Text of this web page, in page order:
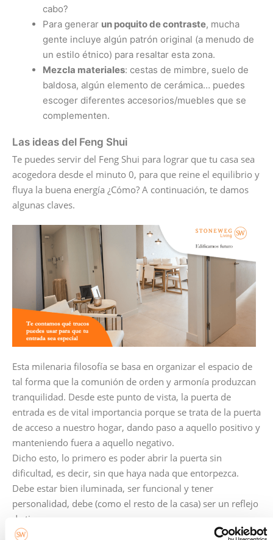
cabo?
Para generar un poquito de contraste, mucha
gente incluye algún patrón original (a menudo de
un estilo étnico) para resaltar esta zona.
Mezcla materiales: cestas de mimbre, suelo de
baldosa, algún elemento de cerámica… puedes
escoger diferentes accesorios/muebles que se
complementen.
Las ideas del Feng Shui
Te puedes servir del Feng Shui para lograr que tu casa sea
acogedora desde el minuto 0, para que reine el equilibrio y
fluya la buena energía ¿Cómo? A continuación, te damos
algunas claves.
Esta milenaria filosofía se basa en organizar el espacio de
tal forma que la comunión de orden y armonía produzcan
tranquilidad. Desde este punto de vista, la puerta de
entrada es de vital importancia porque se trata de la puerta
de acceso a nuestro hogar, dando paso a aquello positivo y
manteniendo fuera a aquello negativo.
Dicho esto, lo primero es poder abrir la puerta sin
dificultad, es decir, sin que haya nada que entorpezca.
Debe estar bien iluminada, ser funcional y tener
personalidad, debe (como el resto de la casa) ser un reflejo
de ti.
Para armar una atmósfera positiva es buena idea colocar